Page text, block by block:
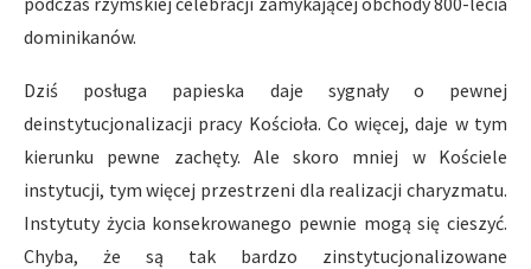
dominikanów.
Dziś posługa papieska daje sygnały o pewnej
deinstytucjonalizacji pracy Kościoła. Co więcej, daje w tym
kierunku pewne zachęty. Ale skoro mniej w Kościele
instytucji, tym więcej przestrzeni dla realizacji charyzmatu.
Instytuty życia konsekrowanego pewnie mogą się cieszyć.
Chyba, że są tak bardzo zinstytucjonalizowane